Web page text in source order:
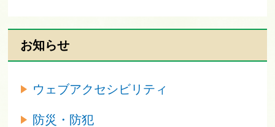
お知らせ
ウェブアクセシビリティ
防災・防犯